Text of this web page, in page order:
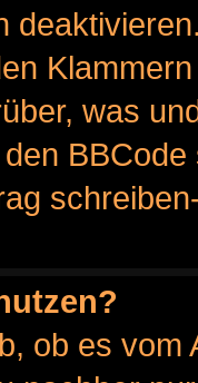
was
ob es